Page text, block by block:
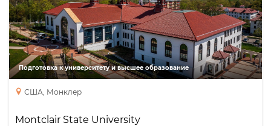
Подготовка к университету и высшее образование
США, Монклер
Montclair State University
Бакалавриат